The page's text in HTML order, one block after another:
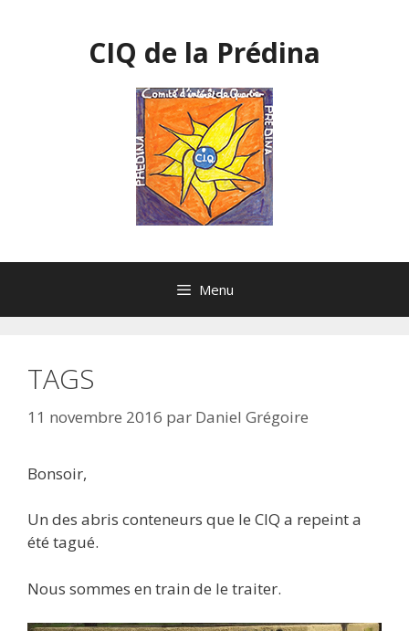
CIQ de la Prédina
Menu
TAGS
11 novembre 2016 par Daniel Grégoire
Bonsoir,
Un des abris conteneurs que le CIQ a repeint a
été tagué.
Nous sommes en train de le traiter.